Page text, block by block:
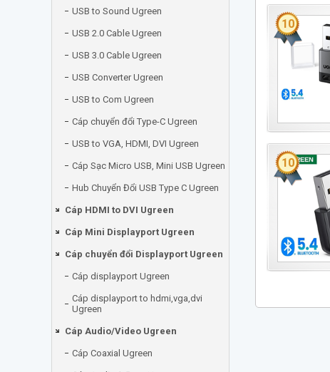
USB to Sound Ugreen
USB 2.0 Cable Ugreen
USB 3.0 Cable Ugreen
USB Converter Ugreen
USB to Com Ugreen
Cáp chuyển đổi Type-C Ugreen
USB to VGA, HDMI, DVI Ugreen
Cáp Sạc Micro USB, Mini USB Ugreen
Hub Chuyển Đổi USB Type C Ugreen
Cáp HDMI to DVI Ugreen
Cáp Mini Displayport Ugreen
Cáp chuyển đổi Displayport Ugreen
Cáp displayport Ugreen
Cáp displayport to hdmi,vga,dvi
Ugreen
Cáp Audio/Video Ugreen
Cáp Coaxial Ugreen
10
10